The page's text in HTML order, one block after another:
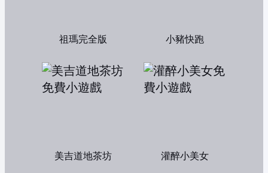
祖瑪完全版 小豬快跑
美吉道地茶坊 灌醉小美女